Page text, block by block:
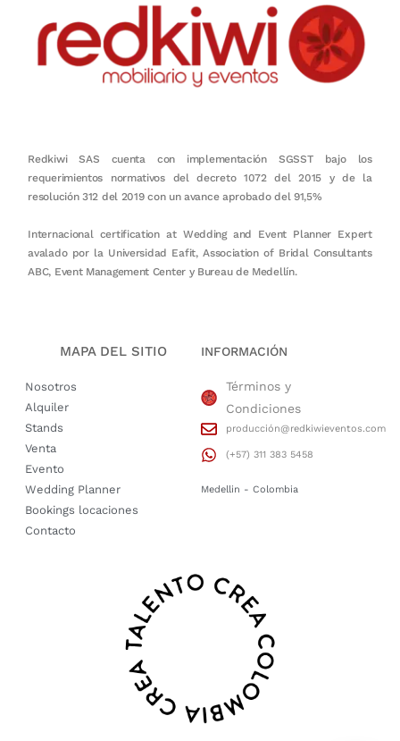
Redkiwi SAS cuenta con implementación SGSST bajo los
requerimientos normativos del decreto 1072 del 2015 y de la
resolución 312 del 2019 con un avance aprobado del 91,5%
Internacional certification at Wedding and Event Planner Expert
avalado por la Universidad Eafit, Association of Bridal Consultants
ABC, Event Management Center y Bureau de Medellín.
MAPA DEL SITIO
Nosotros
Alquiler
Stands
Venta
Evento
Wedding Planner
Bookings locaciones
Contacto
INFORMACIÓN
Términos y
Condiciones
producción@redkiwieventos.com
(+57) 311 383 5458
Medellin - Colombia